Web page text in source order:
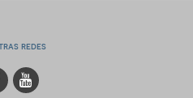
redes